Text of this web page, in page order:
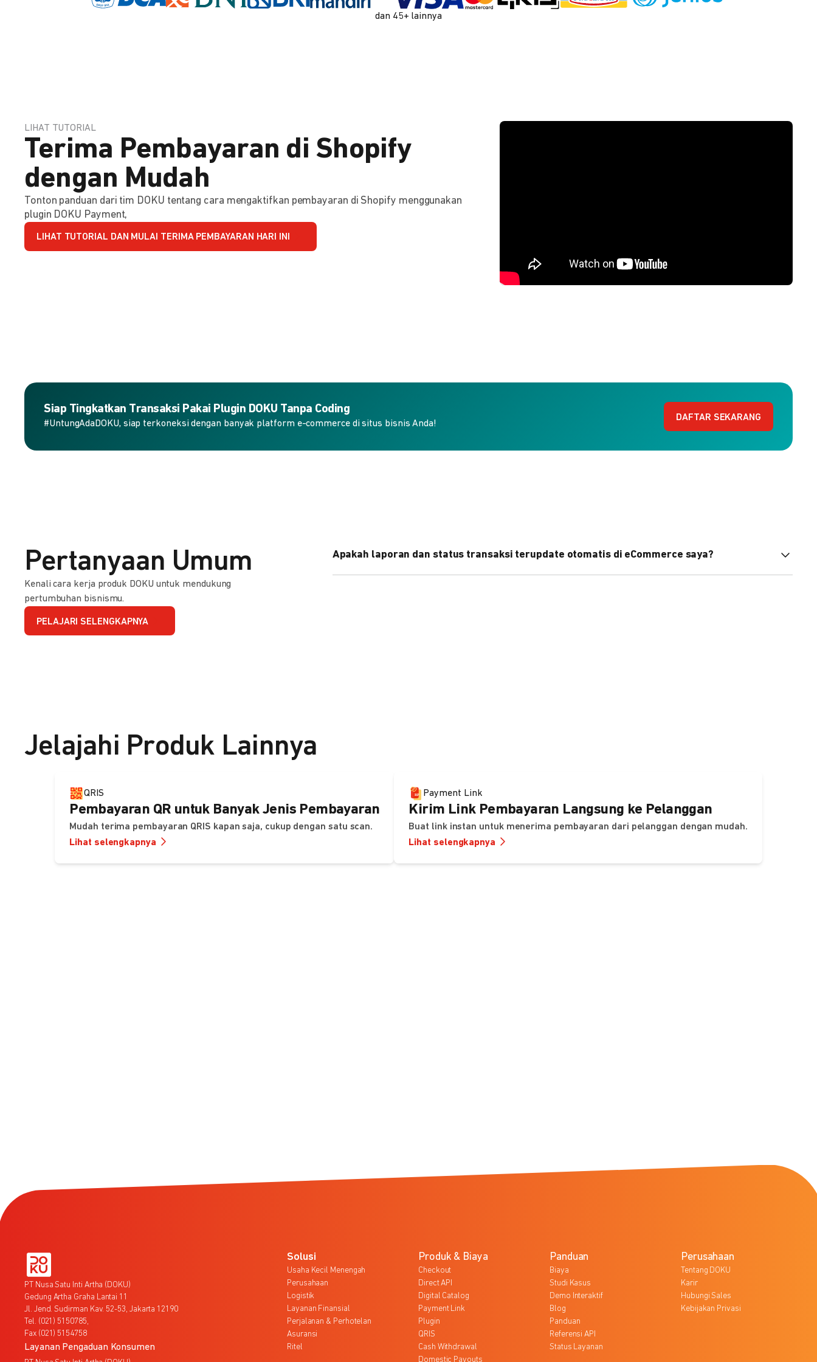
dan 45+ lainnya
LIHAT TUTORIAL
Terima Pembayaran di Shopify
dengan Mudah
Tonton panduan dari tim DOKU tentang cara mengaktifkan pembayaran di Shopify menggunakan
plugin DOKU Payment,
LIHAT TUTORIAL DAN MULAI TERIMA PEMBAYARAN HARI INI
Siap Tingkatkan Transaksi Pakai Plugin DOKU Tanpa Coding
#UntungAdaDOKU, siap terkoneksi dengan banyak platform e-commerce di situs bisnis Anda!
DAFTAR SEKARANG
Pertanyaan Umum
Kenali cara kerja produk DOKU untuk mendukung
pertumbuhan bisnismu.
PELAJARI SELENGKAPNYA
Apakah laporan dan status transaksi terupdate otomatis di eCommerce saya?
Jelajahi Produk Lainnya
QRIS
Pembayaran QR untuk Banyak Jenis Pembayaran
Mudah terima pembayaran QRIS kapan saja, cukup dengan satu scan.
Lihat selengkapnya
Payment Link
Kirim Link Pembayaran Langsung ke Pelanggan
Buat link instan untuk menerima pembayaran dari pelanggan dengan mudah.
Lihat selengkapnya
PT Nusa Satu Inti Artha (DOKU)
Gedung Artha Graha Lantai 11
Jl. Jend. Sudirman Kav. 52-53, Jakarta 12190
Tel. (021) 5150785,
Fax (021) 5154758
Layanan Pengaduan Konsumen
Solusi
Usaha Kecil Menengah
Perusahaan
Logistik
Layanan Finansial
Perjalanan & Perhotelan
Asuransi
Ritel
Produk & Biaya
Checkout
Direct API
Digital Catalog
Payment Link
Plugin
QRIS
Cash Withdrawal
Domestic Payouts
Panduan
Biaya
Studi Kasus
Demo Interaktif
Blog
Panduan
Referensi API
Status Layanan
Perusahaan
Tentang DOKU
Karir
Hubungi Sales
Kebijakan Privasi